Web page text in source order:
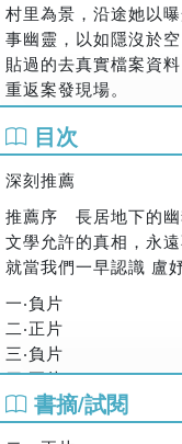
村里為景，沿途她以
事幽靈，以如隱沒於
貼過的去真實檔案資
重返案發現場。
──白樵（作家）
《無眠大宅》調度了
信、尚待顯影的照片
間；但我更願意把它
從英國返港的主人公
落？歸來的人，既非
他無法延續父系的傳
城市的權力與資本遊
的共同困境：沒有原
焦的大宅，與其說是
如果昔日與繁華相隔
品，那麼，萬花筒式
目次
深刻推薦
推薦序 長居地下的幽
文學允許的真相，永
就當我們一早認識 盧
一‧負片
二‧正片
三‧負片
四‧正片
五‧負片
六‧正片
書摘/試閱